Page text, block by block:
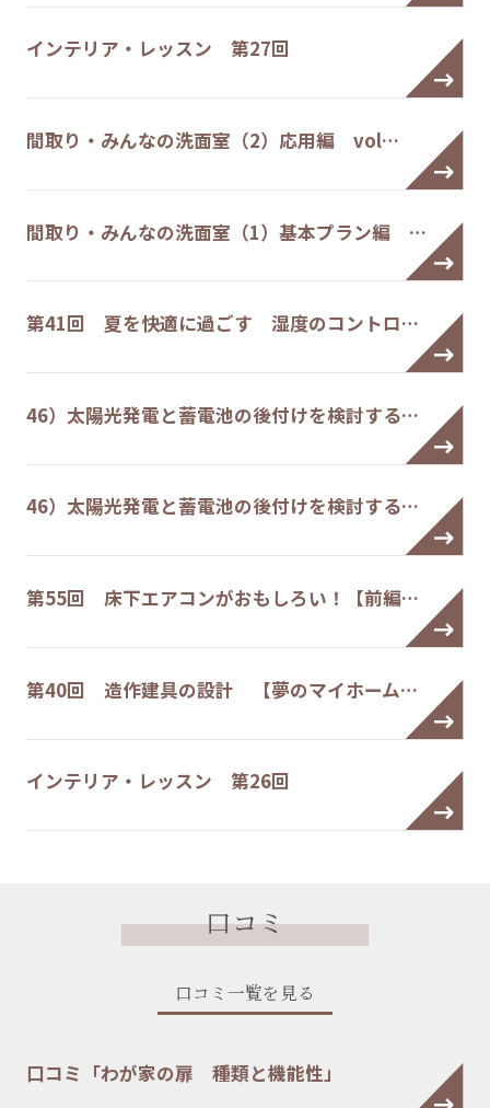
インテリア・レッスン 第27回
間取り・みんなの洗面室（2）応用編 vol…
間取り・みんなの洗面室（1）基本プラン編 …
第41回 夏を快適に過ごす 湿度のコントロ…
46）太陽光発電と蓄電池の後付けを検討する…
46）太陽光発電と蓄電池の後付けを検討する…
第55回 床下エアコンがおもしろい！【前編…
第40回 造作建具の設計 【夢のマイホーム…
インテリア・レッスン 第26回
口コミ
口コミ一覧を見る
口コミ「わが家の扉 種類と機能性」